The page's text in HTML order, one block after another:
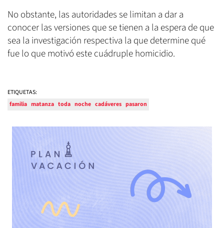
No obstante, las autoridades se limitan a dar a
conocer las versiones que se tienen a la espera de que
sea la investigación respectiva la que determine qué
fue lo que motivó este cuádruple homicidio.
ETIQUETAS:
familia matanza toda noche cadáveres pasaron